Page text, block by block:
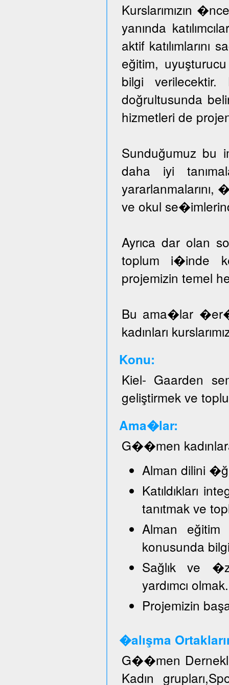
Kurslarımızın
yanında
aktif
eğitim,
bilgi verilecektir.
doğrultusunda
hizmetleri de
Sunduğumuz bu
daha iyi
yararlanmalarını,
ve okul
Ayrıca dar olan
toplum i�inde
projemizin temel
Bu ama�lar
kadınları
Konu:
Kiel- Gaarden
geliştirmek ve
Ama�lar:
G��men
Alman dilini
Katıldıkları
tanıtmak ve
Alman
konusunda
Sağlık ve
yardımcı olmak.
Projemizin
�alışma
G��men
Kadın